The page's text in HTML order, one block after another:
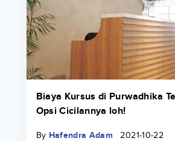
Biaya Kursus di Purwadhika
Opsi Cicilannya loh!
By Hafendra Adam 2021-10-22